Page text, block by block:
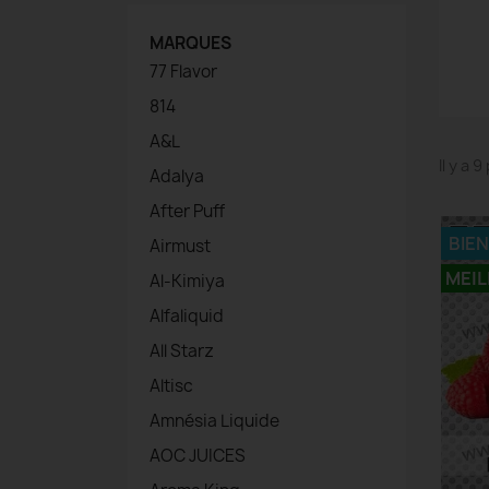
MARQUES
77 Flavor
814
A&L
Adalya
After Puff
Airmust
Al-Kimiya
Alfaliquid
All Starz
Altisc
Amnésia Liquide
AOC JUICES
Il y a